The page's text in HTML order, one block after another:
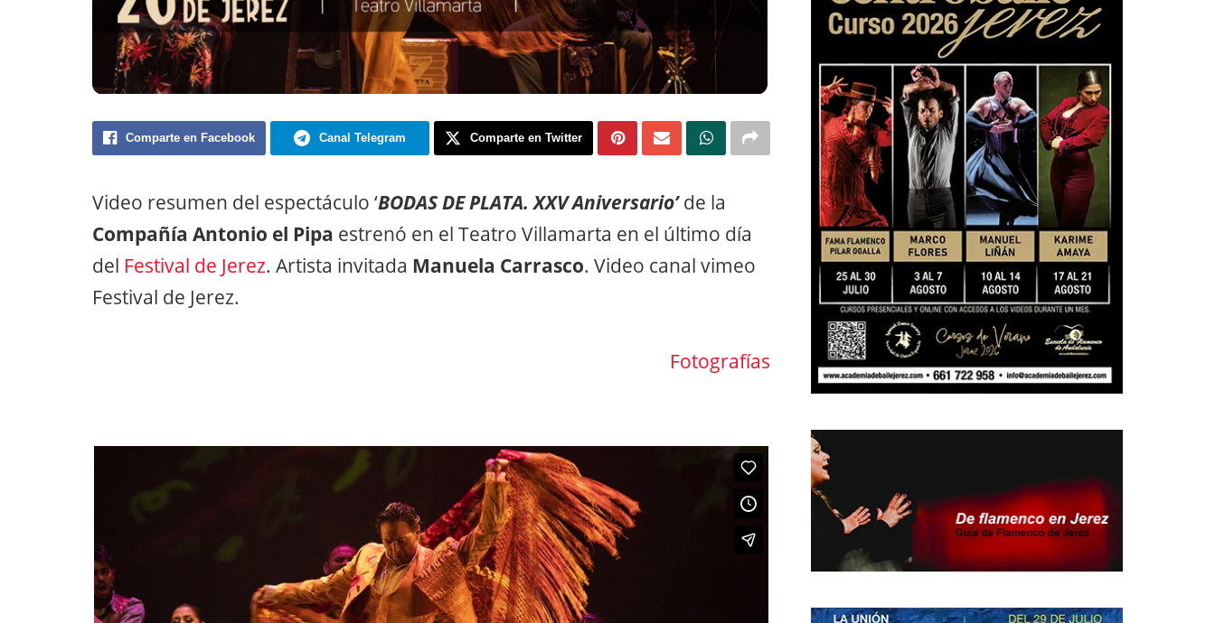
Comparte en Facebook Canal Telegram Comparte en Twitter
Video resumen del espectáculo ‘BODAS DE PLATA. XXV Aniversario’de la
Compañía Antonio el Pipa estrenó en el Teatro Villamarta en el último día
del Festival de Jerez. Artista invitada Manuela Carrasco. Video canal vimeo
Festival de Jerez.
Fotografías